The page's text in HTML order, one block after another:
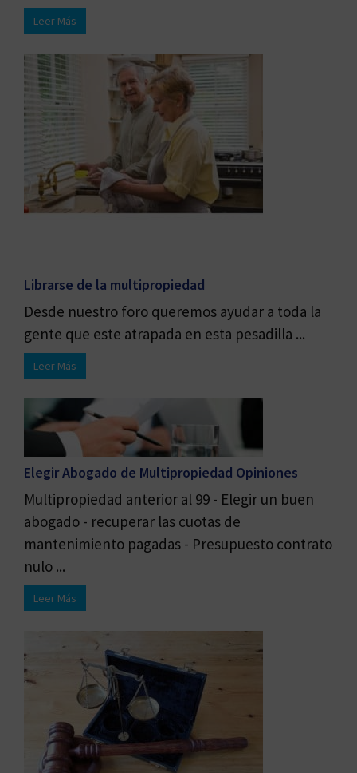
Leer Más
Librarse de la multipropiedad
Desde nuestro foro queremos ayudar a toda la
gente que este atrapada en esta pesadilla ...
Leer Más
Elegir Abogado de Multipropiedad Opiniones
Multipropiedad anterior al 99 - Elegir un buen
abogado - recuperar las cuotas de
mantenimiento pagadas - Presupuesto contrato
nulo ...
Leer Más